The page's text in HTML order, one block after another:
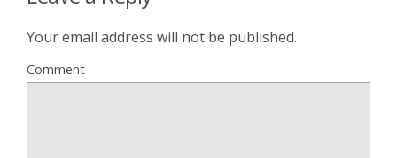
Your email address will not be published.
Comment